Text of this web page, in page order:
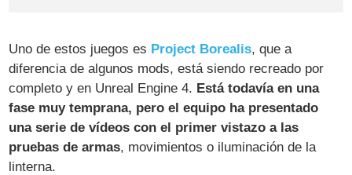
Uno de estos juegos es Project Borealis, que a
diferencia de algunos mods, está siendo recreado por
completo y en Unreal Engine 4. Está todavía en una
fase muy temprana, pero el equipo ha presentado
una serie de vídeos con el primer vistazo a las
pruebas de armas, movimientos o iluminación de la
linterna.